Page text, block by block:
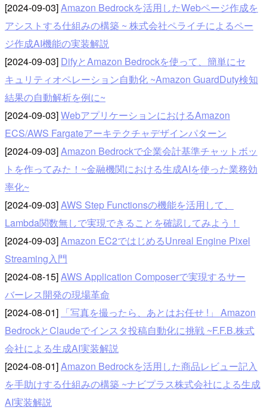
[2024-09-03]Amazon Bedrockを活用したWebページ作成を
アシストする仕組みの構築 ~ 株式会社ペライチによるペー
ジ作成AI機能の実装解説
[2024-09-03] DifyとAmazon Bedrockを使って、簡単にセ
キュリティオペレーション自動化 ~Amazon GuardDuty検知
結果の自動解析を例に~
[2024-09-03]WebアプリケーションにおけるAmazon
ECS/AWS Fargateアーキテクチャデザインパターン
[2024-09-03]Amazon Bedrockで企業会計基準チャットボッ
トを作ってみた！~金融機関における生成AIを使った業務効
率化~
[2024-09-03]AWS Step Functionsの機能を活用して、
Lambda関数無しで実現できることを確認してみよう！
[2024-09-03]Amazon EC2ではじめるUnreal Engine Pixel
Streaming入門
[2024-08-15]AWS Application Composerで実現するサー
バーレス開発の現場革命
[2024-08-01] 「写真を撮ったら、あとはお任せ !」 Amazon
BedrockとClaudeでインスタ投稿自動化に挑戦 ~F.F.B.株式
会社による生成AI実装解説
[2024-08-01]Amazon Bedrockを活用した商品レビュー記入
を手助けする仕組みの構築 ~ナビプラス株式会社による生成
AI実装解説